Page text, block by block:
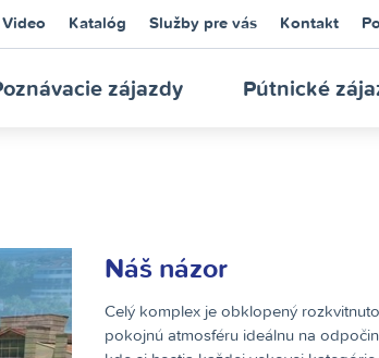
Video Katalóg Služby pre vás Kontakt
zájazdy Pútnické
Náš názor
Celý komplex je obklopený
pokojnú atmosféru ideálnu na